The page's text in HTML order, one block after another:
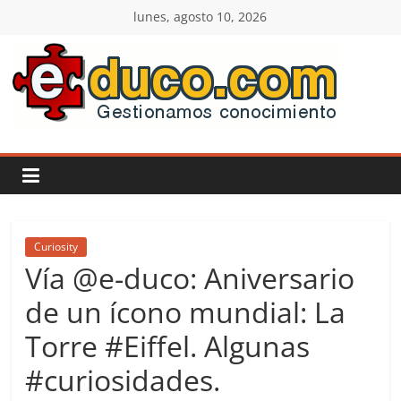
contenido
lunes, agosto 10, 2026
E-
duco:
Gestión
del
Conocimiento
Learn
more.
Do
Curiosity
Vía @e-duco: Aniversario
de un ícono mundial: La
Torre #Eiffel. Algunas
#curiosidades.